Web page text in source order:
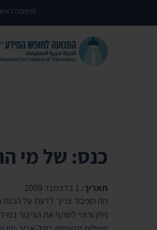
חשיפה
כנס: של מי
תאריך:
מה הציבור צריך לדעת על הכנת
ניתן ורצוי לשתף את הציבור